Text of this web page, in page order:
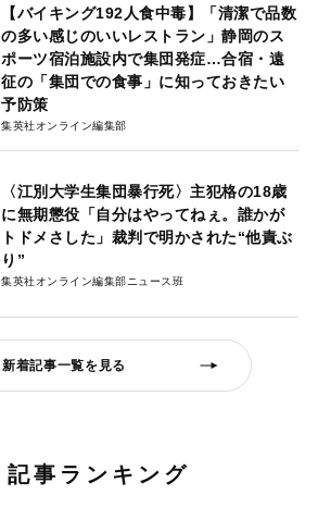
【バイキング192人食中毒】「清潔で品数
の多い感じのいいレストラン」静岡のス
ポーツ宿泊施設内で集団発症…合宿・遠
征の「集団での食事」に知っておきたい
予防策
集英社オンライン編集部
〈江別大学生集団暴行死〉主犯格の18歳
に無期懲役「自分はやってねぇ。誰かが
トドメさした」裁判で明かされた“他責ぶ
り”
集英社オンライン編集部ニュース班
新着記事一覧を見る
記事ランキング